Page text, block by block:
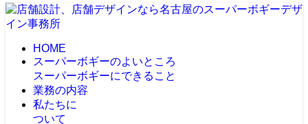
HOME
スーパーボギーのよいところ
スーパーボギーにできること
業務の内容
私たちに
ついて